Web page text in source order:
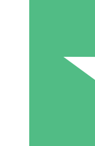
Betala per